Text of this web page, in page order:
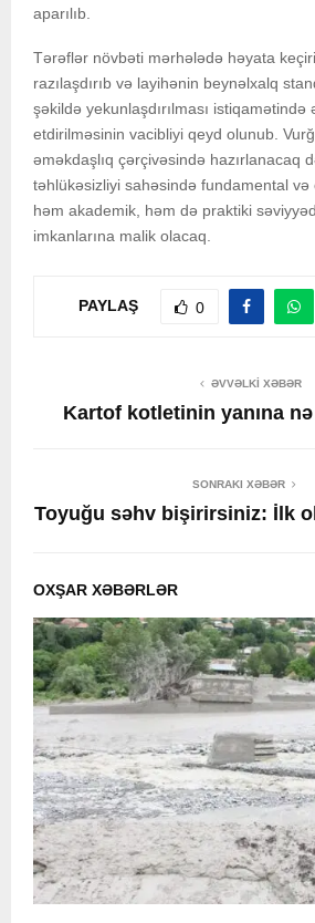
aparılıb.
Tərəflər növbəti mərhələdə həyata
razılaşdırıb və layihənin beynəlxalq
şəkildə yekunlaşdırılması istiqamətində
etdirilməsinin vacibliyi qeyd olunub.
əməkdaşlıq çərçivəsində hazırlanacaq
təhlükəsizliyi sahəsində fundamental və
həm akademik, həm də praktiki
imkanlarına malik olacaq.
PAYLAŞ 0
ƏVVƏLKI XƏBƏR
Kartof kotletinin yanına nə
SONRAKI XƏBƏR
Toyuğu səhv bişirirsiniz: İlk
OXŞAR XƏBƏRLƏR